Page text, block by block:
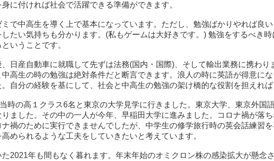
に付ければ社会で活躍できる準備ができます。
ミで中高生を導く上で基本になっています。ただし、勉強ばかりやれば良
したい気持ちも分かります。(私もゲームは大好きです。) 勉強をするべき
いうことです。
日産自動車に就職して先ずは法務(国内・国際)、そして輸出業務に携わ
高生の時の勉強は絶対条件だと断言できます。浪人の時に英語が得意に
自分の経験を基にして、社会と中高生の勉強の架け橋的な役割を担えれば
時の高１クラス6名と東京の大学見学に行きました。東京大学、東京外国
ました。その中の一人が今年、早稲田大学に進みました。コロナ禍が落
禍のために実行できませんでしたが、中学生の修学旅行時の英会話練習
められるような工夫をしていきたいと考えています。
た2021年も間もなく暮れます。年末年始のオミクロン株の感染拡大が懸念